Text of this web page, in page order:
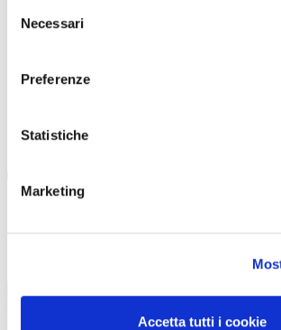
delNecessari
Preferenze
Statistiche
Marketing
Accetta tutti i cookie
TAAC HYDROSCUD, LA SOLUZIONE PER IL
TEMPO CATTIVO VERAMENTE